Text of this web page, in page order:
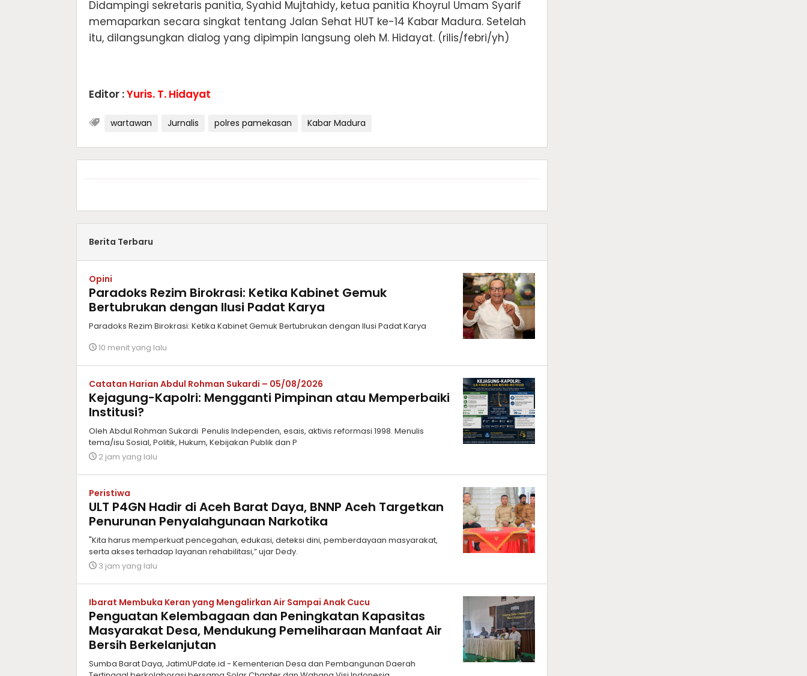
Didampingi sekretaris panitia, Syahid Mujtahidy, ketua panitia Khoyrul Umam Syarif
memaparkan secara singkat tentang Jalan Sehat HUT ke-14 Kabar Madura. Setelah
itu, dilangsungkan dialog yang dipimpin langsung oleh M. Hidayat. (rilis/febri/yh)
Editor :Yuris. T. Hidayat
wartawan Jurnalis polres pamekasan Kabar Madura
Berita Terbaru
Opini
Paradoks Rezim Birokrasi: Ketika Kabinet Gemuk
Bertubrukan dengan Ilusi Padat Karya
Paradoks Rezim Birokrasi: Ketika Kabinet Gemuk Bertubrukan dengan Ilusi Padat Karya
10 menit yang lalu
Catatan Harian Abdul Rohman Sukardi – 05/08/2026
Kejagung-Kapolri: Mengganti Pimpinan atau Memperbaiki
Institusi?
Oleh Abdul Rohman Sukardi Penulis Independen, esais, aktivis reformasi 1998. Menulis
tema/isu Sosial, Politik, Hukum, Kebijakan Publik dan P
2 jam yang lalu
Peristiwa
ULT P4GN Hadir di Aceh Barat Daya, BNNP Aceh Targetkan
Penurunan Penyalahgunaan Narkotika
"Kita harus memperkuat pencegahan, edukasi, deteksi dini, pemberdayaan masyarakat,
serta akses terhadap layanan rehabilitasi,” ujar Dedy.
3 jam yang lalu
Ibarat Membuka Keran yang Mengalirkan Air Sampai Anak Cucu
Penguatan Kelembagaan dan Peningkatan Kapasitas
Masyarakat Desa, Mendukung Pemeliharaan Manfaat Air
Bersih Berkelanjutan
Sumba Barat Daya, JatimUPdate.id - Kementerian Desa dan Pembangunan Daerah